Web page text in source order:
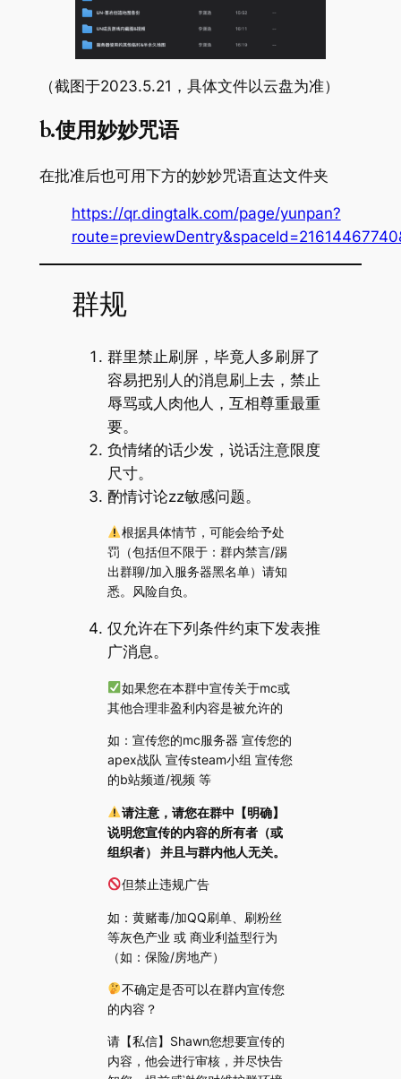
（截图于2023.5.21，具体文件以云盘为准）
b.使用妙妙咒语
在批准后也可用下方的妙妙咒语直达文件夹
https://qr.dingtalk.com/page/yunpan?
群规
群里禁止刷屏，毕竟人多刷屏了
容易把别人的消息刷上去，禁止
辱骂或人肉他人，互相尊重最重
要。
负情绪的话少发，说话注意限度
尺寸。
酌情讨论zz敏感问题。
根据具体情节，可能会给予处
罚（包括但不限于：群内禁言/踢
出群聊/加入服务器黑名单）请知
悉。风险自负。
仅允许在下列条件约束下发表推
广消息。
如果您在本群中宣传关于mc或
其他合理非盈利内容是被允许的
如：宣传您的mc服务器 宣传您的
apex战队 宣传steam小组 宣传您
的b站频道/视频 等
请注意，请您在群中【明确】
说明您宣传的内容的所有者（或
组织者） 并且与群内他人无关。
但禁止违规广告
如：黄赌毒/加QQ刷单、刷粉丝
等灰色产业 或 商业利益型行为
（如：保险/房地产）
不确定是否可以在群内宣传您
的内容？
请【私信】Shawn您想要宣传的
内容，他会进行审核，并尽快告